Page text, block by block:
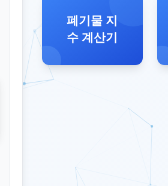
폐기물 지
수 계산기